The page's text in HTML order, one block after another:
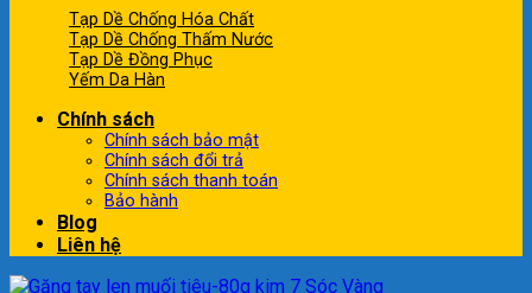
Tạp Dề Chống Hóa Chất
Tạp Dề Chống Thấm Nước
Tạp Dề Đồng Phục
Yếm Da Hàn
Chính sách
Chính sách bảo mật
Chính sách đổi trả
Chính sách thanh toán
Bảo hành
Blog
Liên hệ